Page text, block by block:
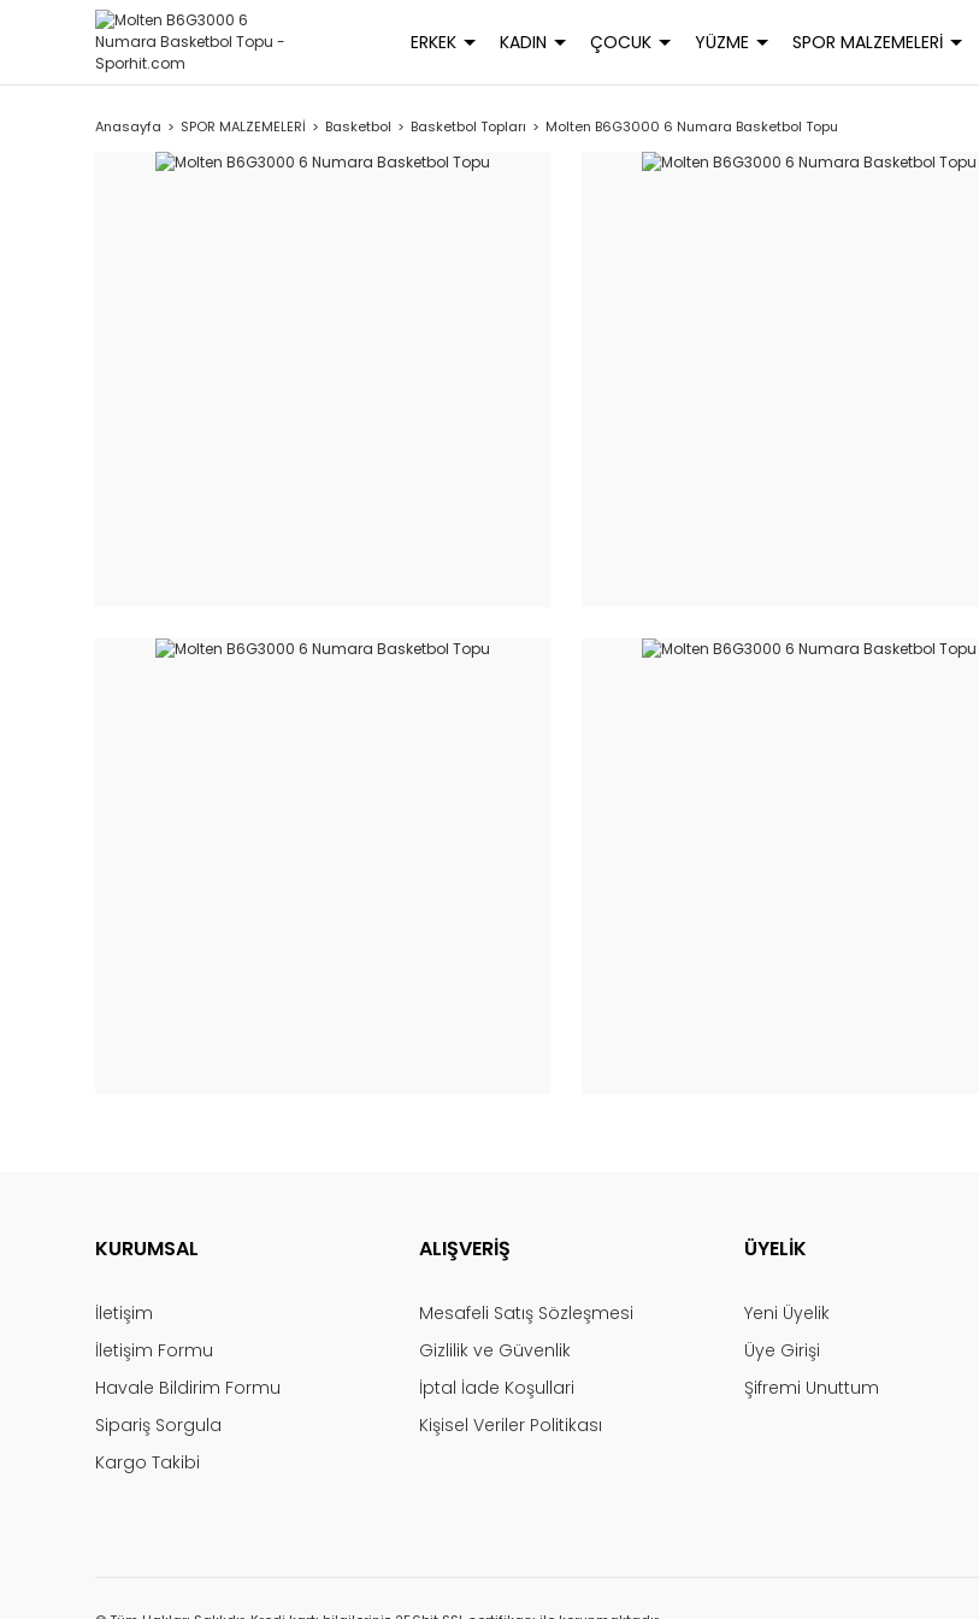
ERKEK KADIN ÇOCUK YÜZME SPOR MALZEMELERİ
Anasayfa SPOR MALZEMELERİ Basketbol Basketbol Topları Molten B6G3000 6 Numara Basketbol Topu
KURUMSAL
İletişim
İletişim Formu
Havale Bildirim Formu
Sipariş Sorgula
Kargo Takibi
ALIŞVERİŞ
Mesafeli Satış Sözleşmesi
Gizlilik ve Güvenlik
İptal İade Koşullari
Kişisel Veriler Politikası
ÜYELİK
Yeni Üyelik
Üye Girişi
Şifremi Unuttum